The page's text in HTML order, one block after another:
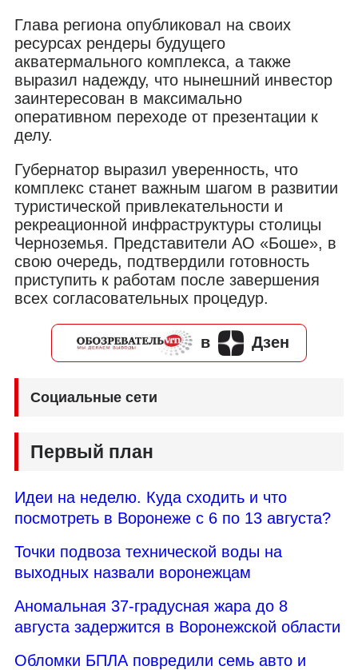
Глава региона опубликовал на своих
ресурсах рендеры будущего
акватермального комплекса, а также
выразил надежду, что нынешний инвестор
заинтересован в максимально
оперативном переходе от презентации к
делу.
Губернатор выразил уверенность, что
комплекс станет важным шагом в развитии
туристической привлекательности и
рекреационной инфраструктуры столицы
Черноземья. Представители АО «Боше», в
свою очередь, подтвердили готовность
приступить к работам после завершения
всех согласовательных процедур.
в Дзен
Социальные сети
Первый план
Идеи на неделю. Куда сходить и что
посмотреть в Воронеже с 6 по 13 августа?
Точки подвоза технической воды на
выходных назвали воронежцам
Аномальная 37-градусная жара до 8
августа задержится в Воронежской области
Обломки БПЛА повредили семь авто и